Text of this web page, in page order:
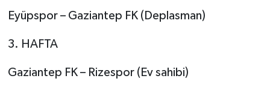
Eyüpspor – Gaziantep FK (Deplasman)
3. HAFTA
Gaziantep FK – Rizespor (Ev sahibi)